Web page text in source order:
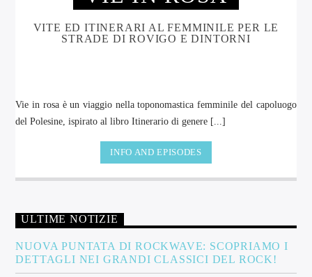
VITE ED ITINERARI AL FEMMINILE PER LE
STRADE DI ROVIGO E DINTORNI
Vie in rosa è un viaggio nella toponomastica femminile del capoluogo
del Polesine, ispirato al libro Itinerario di genere [...]
INFO AND EPISODES
ULTIME NOTIZIE
NUOVA PUNTATA DI ROCKWAVE: SCOPRIAMO I
DETTAGLI NEI GRANDI CLASSICI DEL ROCK!